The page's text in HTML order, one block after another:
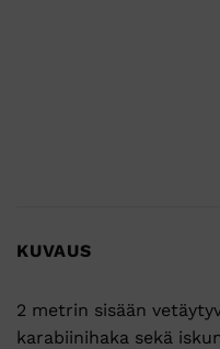
KUVAUS
2 metrin sisään
karabiinihaka sekä